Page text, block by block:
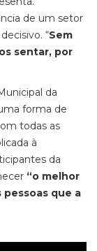
de um setor
“Sem
sentar, por
da
forma de
todas as
à
da
“o melhor
pessoas que a